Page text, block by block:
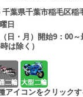
千葉県千葉市稲毛区稲
日
日・月）開始9：00
は除く）
車
普通二輪
アイコンをクリックす